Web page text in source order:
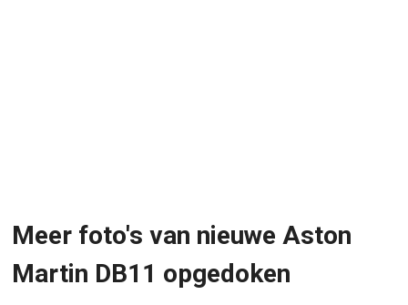
Meer foto's van nieuwe Aston
Martin DB11 opgedoken